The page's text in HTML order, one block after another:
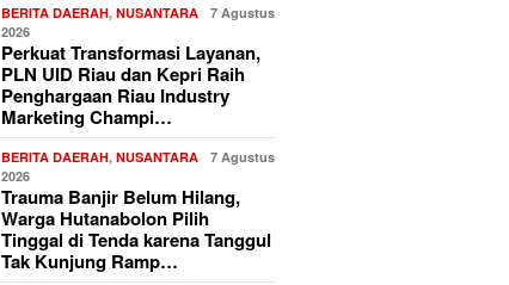
BERITA DAERAH,NUSANTARA
7 Agustus
2026
Perkuat Transformasi Layanan,
PLN UID Riau dan Kepri Raih
Penghargaan Riau Industry
Marketing Champi…
BERITA DAERAH,NUSANTARA
7 Agustus
2026
Trauma Banjir Belum Hilang,
Warga Hutanabolon Pilih
Tinggal di Tenda karena Tanggul
Tak Kunjung Ramp…